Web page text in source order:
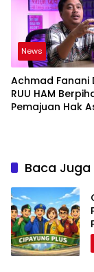
News
Achmad Fanani
RUU HAM
Pemajuan Hak
Baca Juga